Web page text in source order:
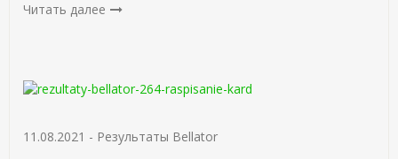
Читать далее
11.08.2021 - Результаты Bellator